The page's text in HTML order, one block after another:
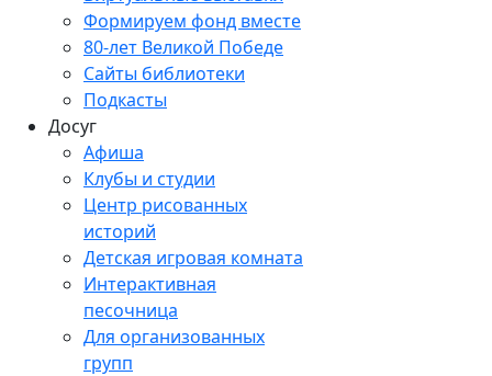
Формируем фонд вместе
80-лет Великой Победе
Сайты библиотеки
Подкасты
Досуг
Афиша
Клубы и студии
Центр рисованных
историй
Детская игровая комната
Интерактивная
песочница
Для организованных
групп